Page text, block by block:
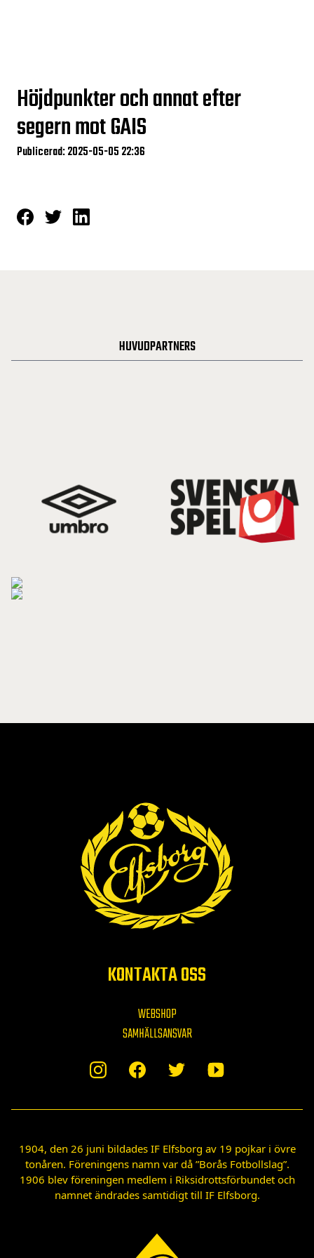
Höjdpunkter och annat efter
segern mot GAIS
Publicerad: 2025-05-05 22:36
HUVUDPARTNERS
KONTAKTA OSS
WEBSHOP
SAMHÄLLSANSVAR
1904, den 26 juni bildades IF Elfsborg av 19 pojkar i övre
tonåren. Föreningens namn var då ”Borås Fotbollslag”.
1906 blev föreningen medlem i Riksidrottsförbundet och
namnet ändrades samtidigt till IF Elfsborg.